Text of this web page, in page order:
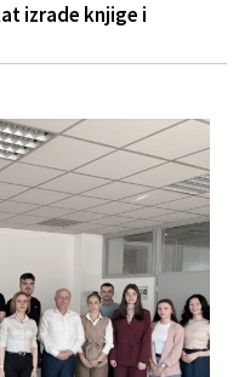
izrade knjige i